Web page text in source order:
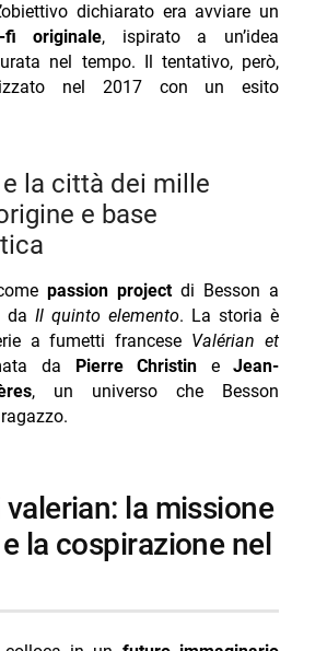
dichiarato era avviare un
fi originale, ispirato a un’idea
nel tempo. Il tentativo, però,
nel 2017 con un esito
e base
passion projectdi Besson a
da Il quinto elemento. La storia è
a fumetti francese Valérian et
da Pierre Christin eJean-
, un universo che Besson
la cospirazione nel